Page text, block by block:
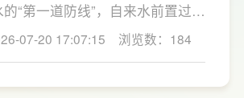
功能规划进行科学布局，兼顾
居生活。
“第一道防线”，自来水前置过滤
自来水中的泥沙、铁锈、红虫
不仅能提升日常用水的洁净
净水设备及涉水家电提供保
尚前置过滤器 LS801Q（升级
07-20 17:07:15 浏览数：184